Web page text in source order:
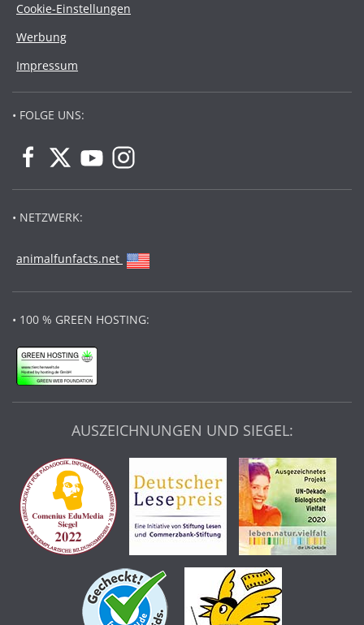
Cookie-Einstellungen
Werbung
Impressum
• FOLGE UNS:
• NETZWERK:
animalfunfacts.net
• 100 % GREEN HOSTING:
AUSZEICHNUNGEN UND SIEGEL: